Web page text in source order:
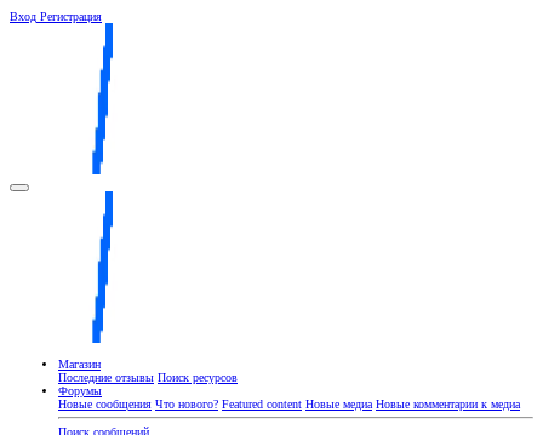
Вход Регистрация
Магазин
Последние отзывы Поиск ресурсов
Форумы
Новые сообщения Что нового? Featured content Новые медиа Новые комментарии к медиа
Поиск сообщений